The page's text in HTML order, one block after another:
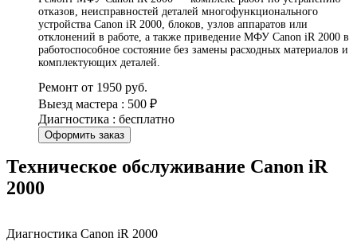
отказов, неисправностей деталей многофункционального
устройства Canon iR 2000, блоков, узлов аппаратов или
отклонений в работе, а также приведение МФУ Canon iR 2000 в
работоспособное состояние без замены расходных материалов и
комплектующих деталей.
Ремонт от 1950 руб.
Выезд мастера : 500 ₽
Диагностика : бесплатно
Оформить заказ
Техническое обслуживание Canon iR
2000
Диагностика Canon iR 2000